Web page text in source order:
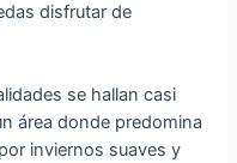
disfrutar de
se hallan casi
área donde predomina
inviernos suaves y